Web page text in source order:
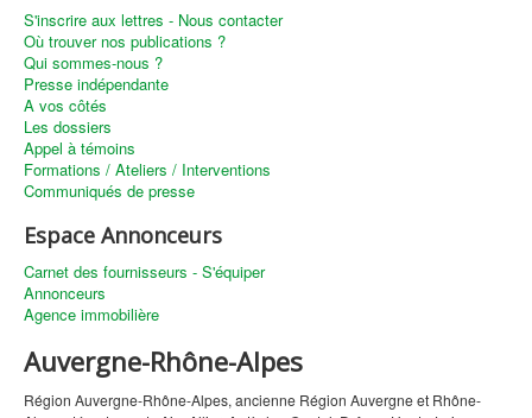
S'inscrire aux lettres - Nous contacter
Où trouver nos publications ?
Qui sommes-nous ?
Presse indépendante
A vos côtés
Les dossiers
Appel à témoins
Formations / Ateliers / Interventions
Communiqués de presse
Espace Annonceurs
Carnet des fournisseurs - S'équiper
Annonceurs
Agence immobilière
Auvergne-Rhône-Alpes
Région Auvergne-Rhône-Alpes, ancienne Région Auvergne et Rhône-